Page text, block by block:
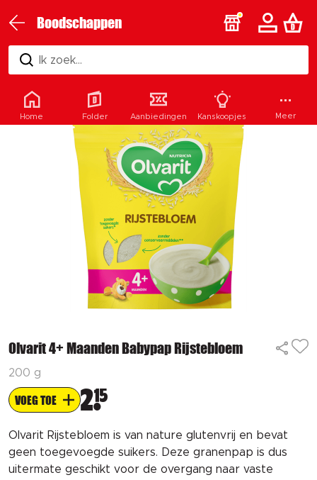
Boodschappen
Ik zoek...
Olvarit 4+ Maanden Babypap Rijstebloem
200 g
VOEG TOE 215
Olvarit Rijstebloem is van nature glutenvrij en bevat
geen toegevoegde suikers. Deze granenpap is dus
uitermate geschikt voor de overgang naar vaste
Home Folder Aanbiedingen Kanskoopjes Meer